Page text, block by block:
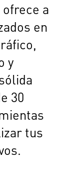
a
en
y
30
tus